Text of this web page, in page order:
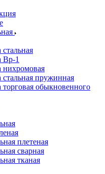
Вр-1
нихромовая
пружинная
обыкновенного
плетеная
сварная
тканая